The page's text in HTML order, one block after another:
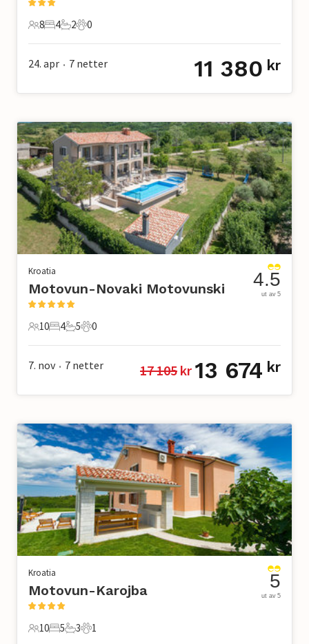
8 Gjester
8
4 Soverom
4
2 Bad
2
0 Kjæledyr
0
24. apr • 7 netter 11 380 kr
Kroatia
Motovun-Novaki Motovunski
10 Gjester
10
4 Soverom
4
5 Bad
5
0 Kjæledyr
0
4.5
ut av 5
7. nov • 7 netter 17 105 kr 13 674 kr
Kroatia
Motovun-Karojba
10 Gjester
10
5 Soverom
5
3 Bad
3
1 Kjæledyr
1
5
ut av 5